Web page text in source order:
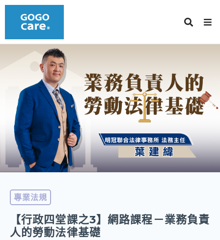
專業法規
【行政四堂課之3】網路課程－業務負責
人的勞動法律基礎